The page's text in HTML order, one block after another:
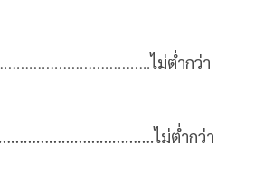
ไม่ต่ำกว่า
ไม่ต่ำกว่า